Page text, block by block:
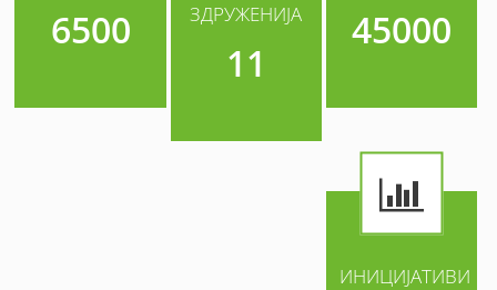
6500
ЗДРУЖЕНИЈА
11
45000
ИНИЦИЈАТИВИ